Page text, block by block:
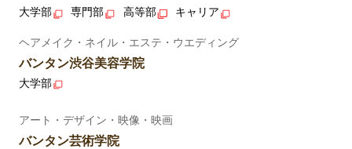
大学部 専門部 高等部 キャリア
ヘアメイク・ネイル・エステ・ウエディング
バンタン渋谷美容学院
大学部
アート・デザイン・映像・映画
バンタン芸術学院